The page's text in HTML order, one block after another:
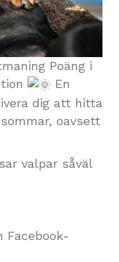
Poäng i
En
dig att hitta
oavsett
valpar såväl
Facebook-